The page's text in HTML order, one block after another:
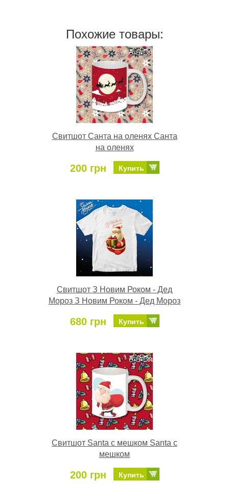
Похожие товары:
Свитшот Санта на оленях Санта
на оленях
200 грн Купить
Свитшот З Новим Роком - Дед
Мороз З Новим Роком - Дед Мороз
680 грн Купить
Свитшот Santa с мешком Santa с
мешком
200 грн Купить